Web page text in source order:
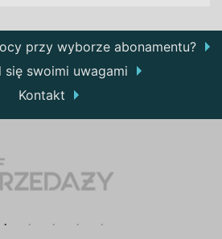
przy wyborze abonamentu?
się swoimi uwagami
Kontakt